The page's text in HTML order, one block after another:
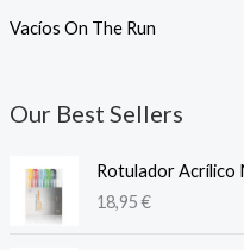
Vacíos On The Run
Our Best Sellers
Rotulador Acrílico
18,95€